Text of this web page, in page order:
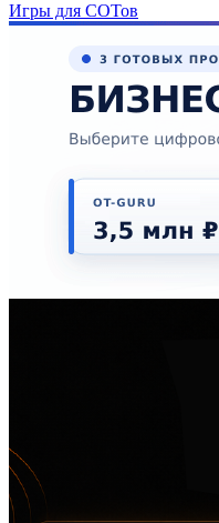
Игры для СОТов